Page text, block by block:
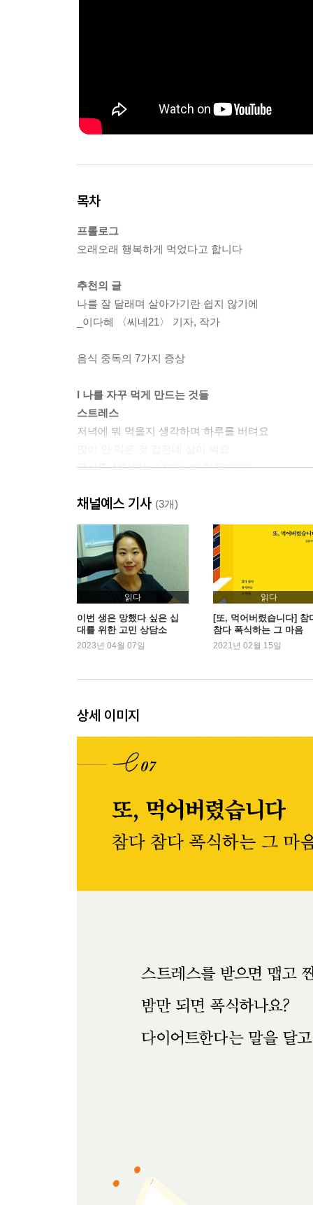
목차
프롤로그
오래오래 행복하게 먹었다고 합니다
추천의 글
나를 잘 달래며 살아가기란 쉽지 않기에
_이다혜 〈씨네21〉 기자, 작가
음식 중독의 7가지 증상
I 나를 자꾸 먹게 만드는 것들
스트레스
저녁에 뭐 먹을지 생각하며 하루를 버텨요
폭식증 상담받는 남자는 왜 없을까요?
일이 터졌을 때 느닷없이 폭식해요
어디서부터 식이장애일까요?
마음의 허기
야식, 어떻게 참아야 할까요?
배고픈 건지 속상한 건지 모르겠어요
엄마와 싸우고 나면 꼭 폭식해요
다이어트
왜 다이어트를 시작하면 우울해질까요?
II 나를 자꾸 못 먹게 만드는 것들
또다시 돼지라고 불리고 싶지 않아요
엄마가 여자는 평생 자기관리를 해야 한대요
다이어트를 하면 건강해지지 않나요?
저는 불안해지면 다이어트를 해요
운동은 많이 할수록 좋지 않나요?
인간관계는 너무 어려워서 잘 못하겠어요
심리상담을 받고 싶다면
채널예스 기사 (3개)
읽다
이번 생은 망했다 싶은 십
대를 위한 고민 상담소
2023년 04월 07일
읽다
[또, 먹어버렸습니다] 참
참다 폭식하는 그 마음
2021년 02월 15일
상세 이미지